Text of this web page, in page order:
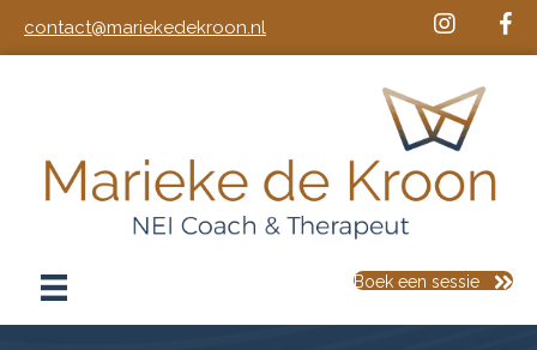
contact@mariekedekroon.nl
Boek een sessie